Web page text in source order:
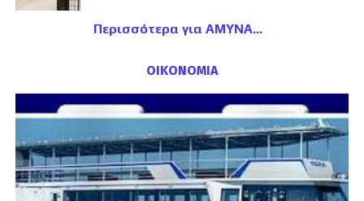
Περισσότερα για ΑΜΥΝΑ
ΟΙΚΟΝΟΜΙΑ